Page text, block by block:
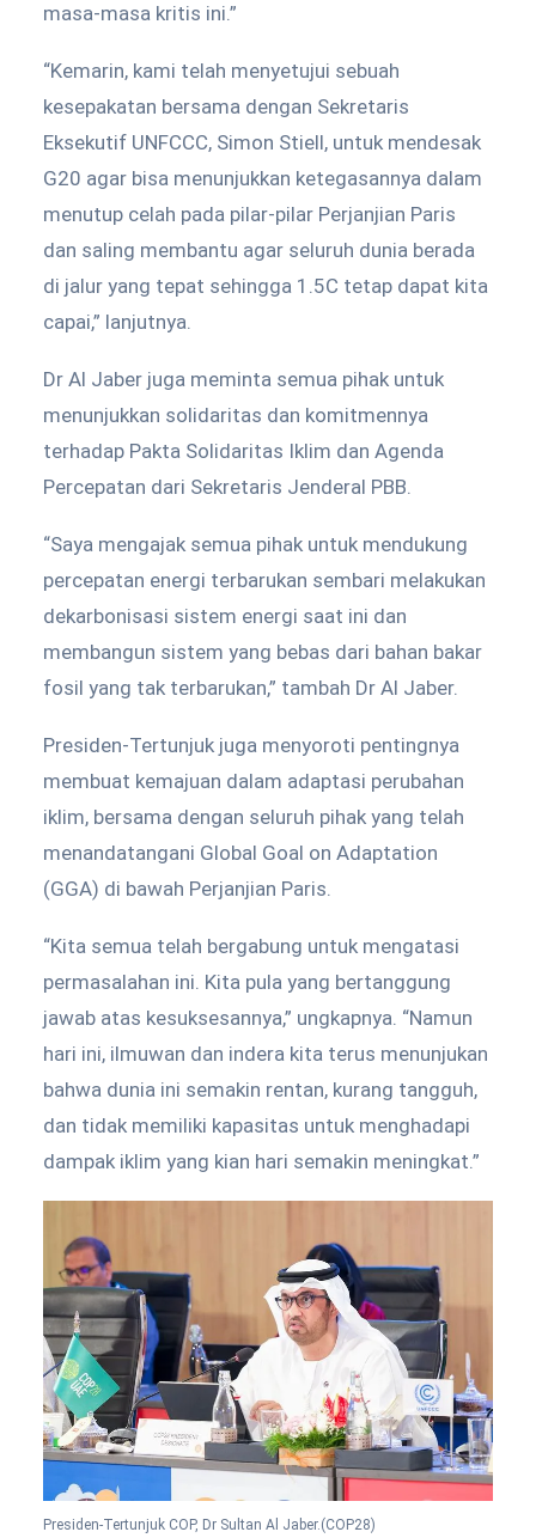
masa-masa kritis ini.”
“Kemarin, kami telah menyetujui sebuah
kesepakatan bersama dengan Sekretaris
Eksekutif UNFCCC, Simon Stiell, untuk mendesak
G20 agar bisa menunjukkan ketegasannya dalam
menutup celah pada pilar-pilar Perjanjian Paris
dan saling membantu agar seluruh dunia berada
di jalur yang tepat sehingga 1.5C tetap dapat kita
capai,” lanjutnya.
Dr Al Jaber juga meminta semua pihak untuk
menunjukkan solidaritas dan komitmennya
terhadap Pakta Solidaritas Iklim dan Agenda
Percepatan dari Sekretaris Jenderal PBB.
“Saya mengajak semua pihak untuk mendukung
percepatan energi terbarukan sembari melakukan
dekarbonisasi sistem energi saat ini dan
membangun sistem yang bebas dari bahan bakar
fosil yang tak terbarukan,” tambah Dr Al Jaber.
Presiden-Tertunjuk juga menyoroti pentingnya
membuat kemajuan dalam adaptasi perubahan
iklim, bersama dengan seluruh pihak yang telah
menandatangani Global Goal on Adaptation
(GGA) di bawah Perjanjian Paris.
“Kita semua telah bergabung untuk mengatasi
permasalahan ini. Kita pula yang bertanggung
jawab atas kesuksesannya,” ungkapnya. “Namun
hari ini, ilmuwan dan indera kita terus menunjukan
bahwa dunia ini semakin rentan, kurang tangguh,
dan tidak memiliki kapasitas untuk menghadapi
dampak iklim yang kian hari semakin meningkat.”
Presiden-Tertunjuk COP, Dr Sultan Al Jaber.(COP28)